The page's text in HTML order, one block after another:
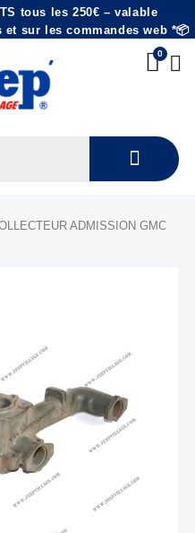
tous les 250€ – valable
sur les commandes web *📦
ADMISSION GMC